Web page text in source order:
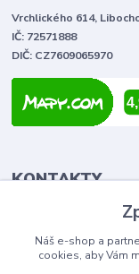
Náš e-shop a
cookies, aby Vám
Vrchlického 614,
IČ: 72571888
DIČ: CZ7609065970
KONTAKTY
Tomáš
+420 702
volejte od
Náš e-shop a
cookies, aby Vám